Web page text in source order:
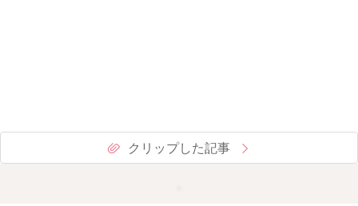
クリップした記事